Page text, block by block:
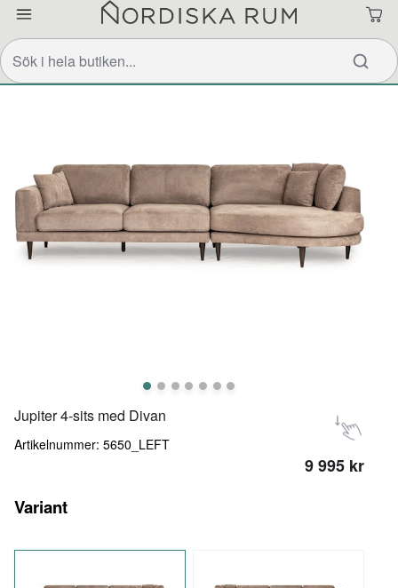
Jupiter 4-sits med Divan
Artikelnummer: 5650_LEFT
9 995 kr
Variant